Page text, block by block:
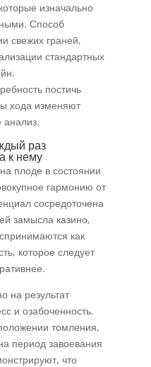
изначально
Способ
свежих граней,
стандартных
постичь
хода изменяют
анализ.
раз
к нему
плоде в состоянии
гармонию от
сосредоточена
замысла казино,
как
которое следует
на результат
и озабоченность.
томления,
период завоевания
что